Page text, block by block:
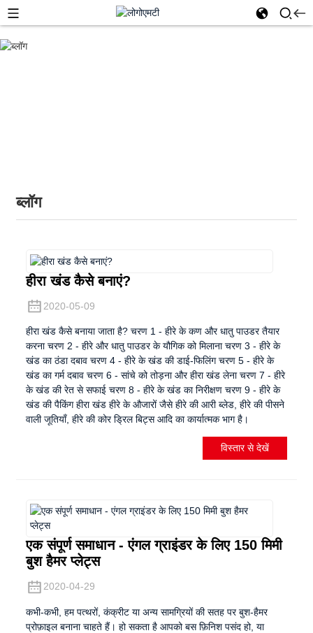
ब्लॉग
हीरा खंड कैसे बनाएं?
2020-05-09
हीरा खंड कैसे बनाया जाता है? चरण 1 - हीरे के कण और धातु पाउडर तैयार
करना चरण 2 - हीरे और धातु पाउडर के यौगिक को मिलाना चरण 3 - हीरे के
खंड का ठंडा दबाव चरण 4 - हीरे के खंड की डाई-फिलिंग चरण 5 - हीरे के
खंड का गर्म दबाव चरण 6 - सांचे को तोड़ना और हीरा खंड लेना चरण 7 - हीरे
के खंड की रेत से सफाई चरण 8 - हीरे के खंड का निरीक्षण चरण 9 - हीरे के
खंड की पैकिंग हीरा खंड हीरे के औजारों जैसे हीरे की आरी ब्लेड, हीरे की पीसने
वाली जूतियाँ, हीरे की कोर ड्रिल बिट्स आदि का कार्यात्मक भाग है।
विस्तार से देखें
एक संपूर्ण समाधान - एंगल ग्राइंडर के लिए 150 मिमी
बुश हैमर प्लेट्स
2020-04-29
कभी-कभी, हम पत्थरों, कंक्रीट या अन्य सामग्रियों की सतह पर बुश-हैमर
प्रोफ़ाइल बनाना चाहते हैं। हो सकता है आपको बस फ़िनिश पसंद हो, या